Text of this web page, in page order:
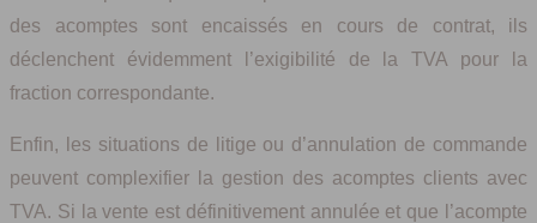
des acomptes sont encaissés en cours de contrat, ils
déclenchent évidemment l’exigibilité de la TVA pour la
fraction correspondante.
Enfin, les situations de litige ou d’annulation de commande
peuvent complexifier la gestion des acomptes clients avec
TVA. Si la vente est définitivement annulée et que l’acompte